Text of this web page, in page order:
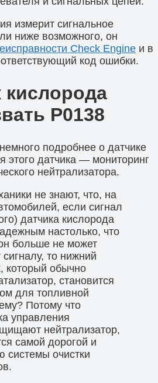
измерит сигнальное
ниже возможного, он
Check Engine и в
код ошибки.
кислорода
P0138
подробнее о датчике
этого датчика — мониторинг
нейтрализатора.
не знают, что, на
если сигнал
датчика кислорода
настолько, что
больше не может
то нижний
который обычно
становится
для топливной
Потому что
управления
нейтрализатор,
самой дорогой и
системы очистки